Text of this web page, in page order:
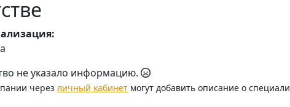
не указало информацию.
через личный кабинет могут добавить описание о